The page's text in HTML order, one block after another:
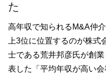
た
高年収で知られるM&A仲
上3位に位置するのが株
士である荒井邦彦氏が創
表した「平均年収が高い